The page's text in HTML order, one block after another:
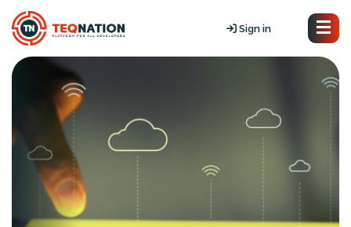
Sign in